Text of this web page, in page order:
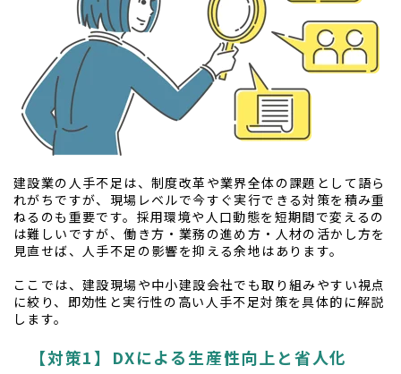
建設業の人手不足は、制度改革や業界全体の課題として語ら
れがちですが、現場レベルで今すぐ実行できる対策を積み重
ねるのも重要です。採用環境や人口動態を短期間で変えるの
は難しいですが、働き方・業務の進め方・人材の活かし方を
見直せば、人手不足の影響を抑える余地はあります。
ここでは、建設現場や中小建設会社でも取り組みやすい視点
に絞り、即効性と実行性の高い人手不足対策を具体的に解説
します。
【対策1】DXによる生産性向上と省人化